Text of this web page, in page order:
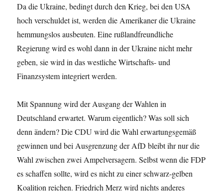
Da die Ukraine, bedingt durch den Krieg, bei den USA
hoch verschuldet ist, werden die Amerikaner die Ukraine
hemmungslos ausbeuten. Eine rußlandfreundliche
Regierung wird es wohl dann in der Ukraine nicht mehr
geben, sie wird in das westliche Wirtschafts- und
Finanzsystem integriert werden.
Mit Spannung wird der Ausgang der Wahlen in
Deutschland erwartet. Warum eigentlich? Was soll sich
denn ändern? Die CDU wird die Wahl erwartungsgemäß
gewinnen und bei Ausgrenzung der AfD bleibt ihr nur die
Wahl zwischen zwei Ampelversagern. Selbst wenn die FDP
es schaffen sollte, wird es nicht zu einer schwarz-gelben
Koalition reichen. Friedrich Merz wird nichts anderes